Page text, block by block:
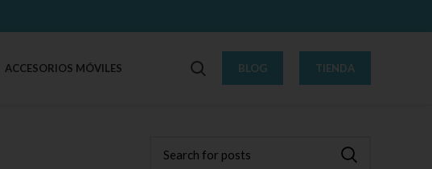
ACCESORIOS MÓVILES BLOG TIENDA